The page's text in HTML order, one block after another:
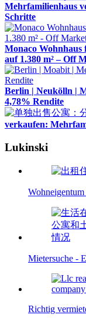
Mehrfamilienhaus
Schritte
Monaco
auf 1.380 m² – Off
Berlin | Neukölln |
4,78% Rendite
verkaufen:
Lukinski
Mietersuche -
Richtig